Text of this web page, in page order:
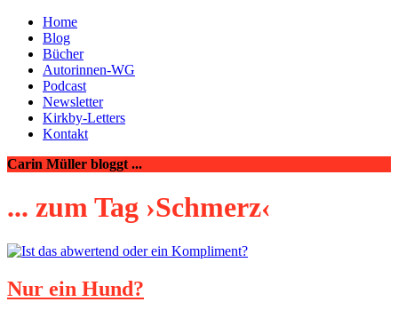
Home
Blog
Bücher
Autorinnen-WG
Podcast
Newsletter
Kirkby-Letters
Kontakt
Carin Müller bloggt ...
... zum Tag ›Schmerz‹
Nur ein Hund?